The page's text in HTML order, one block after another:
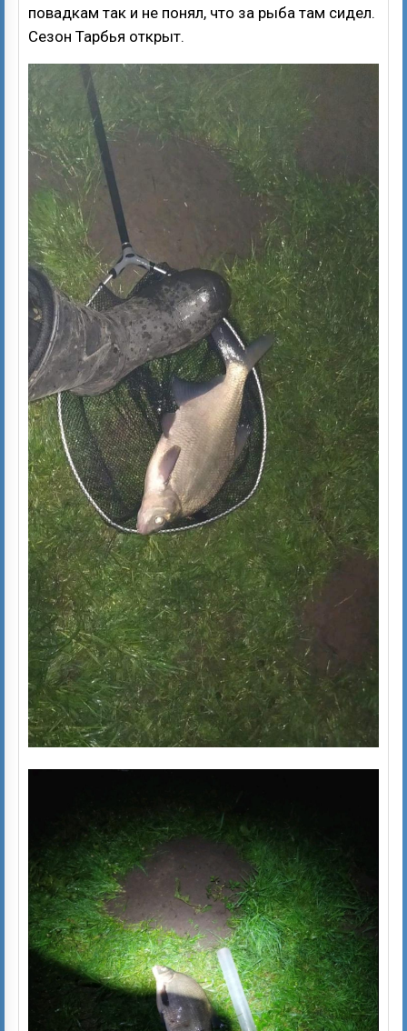
повадкам так и не понял, что за рыба там сидел.
Сезон Тарбья открыт.